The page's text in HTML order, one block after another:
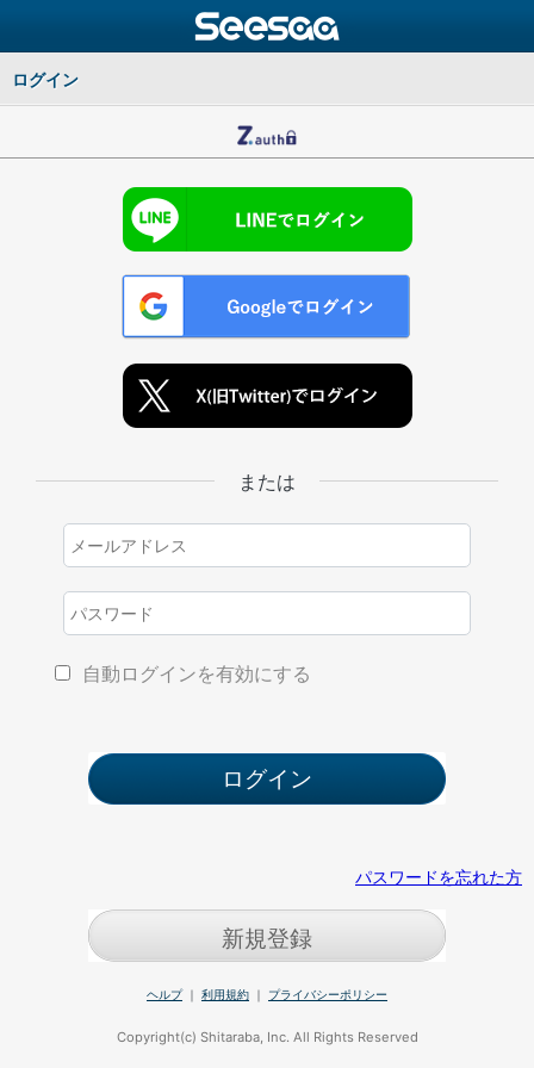
ログイン
または
自動ログインを有効にする
パスワードを忘れた方
新規登録
ヘルプ｜ 利用規約 ｜ プライバシーポリシー
Copyright(c) Shitaraba, Inc. All Rights Reserved